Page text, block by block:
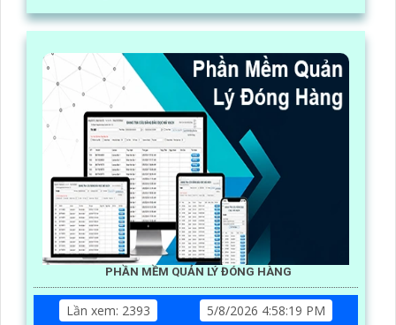
PHẦN MỀM QUẢN LÝ ĐÓNG HÀNG
Lần xem: 2393
5/8/2026 4:58:19 PM